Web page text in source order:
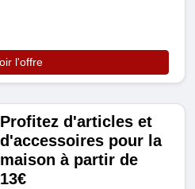
l'offre
Profitez d'articles et
d'accessoires pour la
maison à partir de
13€